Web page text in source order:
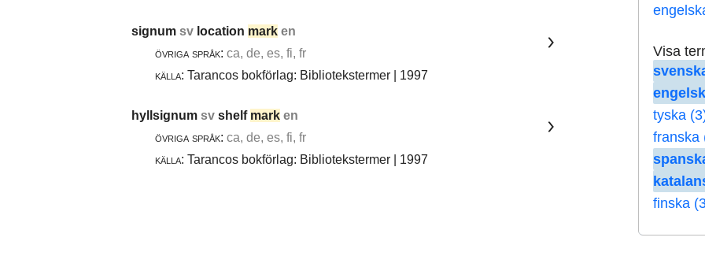
Visa
tyska
franska
finska
signum sv location mark en
övriga språk: ca, de, es, fi, fr
källa: Tarancos bokförlag: Bibliotekstermer | 1997
hyllsignum sv shelf mark en
övriga språk: ca, de, es, fi, fr
källa: Tarancos bokförlag: Bibliotekstermer | 1997